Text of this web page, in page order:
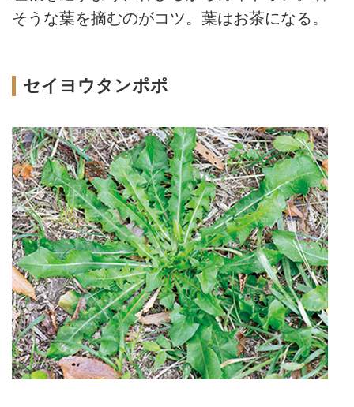
そうな葉を摘むのがコツ。葉はお茶になる。
セイヨウタンポポ